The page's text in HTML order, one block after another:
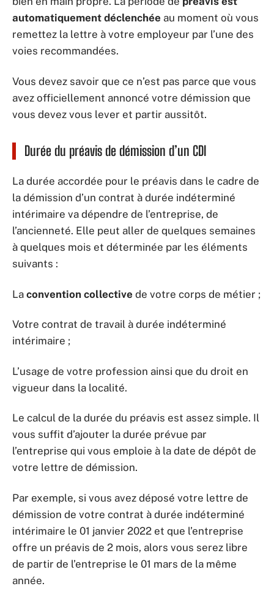
automatiquement déclenchée au moment où vous
remettez la lettre à votre employeur par l’une des
voies recommandées.
Vous devez savoir que ce n’est pas parce que vous
avez officiellement annoncé votre démission que
vous devez vous lever et partir aussitôt.
Durée du préavis de démission d’un CDI
La durée accordée pour le préavis dans le cadre de
la démission d’un contrat à durée indéterminé
intérimaire va dépendre de l’entreprise, de
l’ancienneté. Elle peut aller de quelques semaines
à quelques mois et déterminée par les éléments
suivants :
La convention collective de votre corps de métier ;
Votre contrat de travail à durée indéterminé
intérimaire ;
L’usage de votre profession ainsi que du droit en
vigueur dans la localité.
Le calcul de la durée du préavis est assez simple. Il
vous suffit d’ajouter la durée prévue par
l’entreprise qui vous emploie à la date de dépôt de
votre lettre de démission.
Par exemple, si vous avez déposé votre lettre de
démission de votre contrat à durée indéterminé
intérimaire le 01 janvier 2022 et que l’entreprise
offre un préavis de 2 mois, alors vous serez libre
de partir de l’entreprise le 01 mars de la même
année.